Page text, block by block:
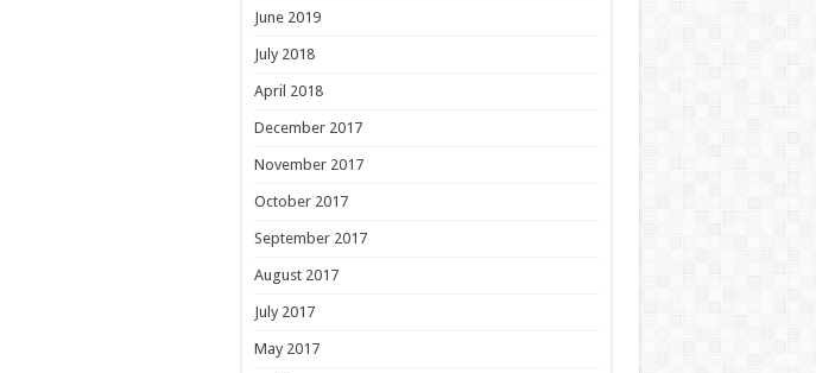
June 2019
July 2018
April 2018
December 2017
November 2017
October 2017
September 2017
August 2017
July 2017
May 2017